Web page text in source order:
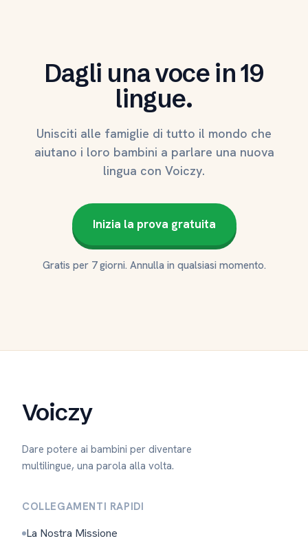
Dagli una voce in 19
lingue.
Unisciti alle famiglie di tutto il mondo che
aiutano i loro bambini a parlare una nuova
lingua con Voiczy.
Inizia la prova gratuita
Gratis per 7 giorni. Annulla in qualsiasi momento.
Voiczy
Dare potere ai bambini per diventare
multilingue, una parola alla volta.
COLLEGAMENTI RAPIDI
La Nostra Missione